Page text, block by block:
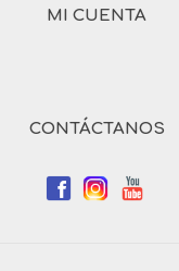
MI CUENTA
CONTÁCTANOS